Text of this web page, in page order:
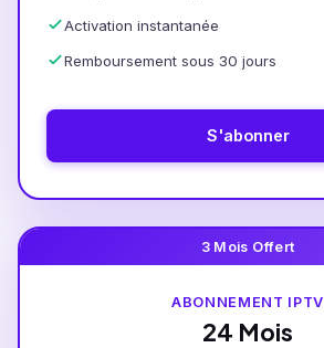
Activation instantanée
Remboursement sous 30 jours
S'abonner
3 Mois Offert
ABONNEMENT IPTV
24 Mois